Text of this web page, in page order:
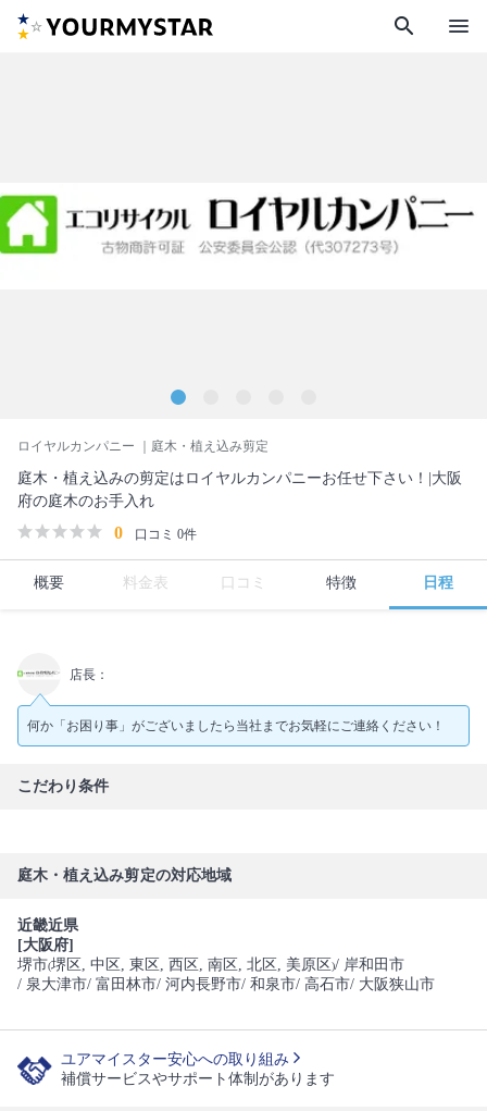
search menu
ロイヤルカンパニー ｜庭木・植え込み剪定
庭木・植え込みの剪定はロイヤルカンパニーお任せ下さい！|大阪
府の庭木のお手入れ
0 口コミ 0件
概要 料金表 口コミ 特徴 日程
店長：
何か「お困り事」がございましたら当社までお気軽にご連絡ください！
こだわり条件
庭木・植え込み剪定の対応地域
近畿近県
[大阪府]
堺市(堺区 , 中区 , 東区 , 西区 , 南区 , 北区 , 美原区)/ 岸和田市
/ 泉大津市/ 富田林市/ 河内長野市/ 和泉市/ 高石市/ 大阪狭山市
ユアマイスター安心への取り組み
補償サービスやサポート体制があります